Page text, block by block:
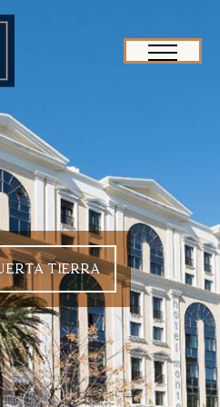
TIERRA